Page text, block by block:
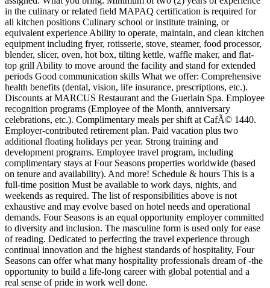
in the culinary or related field MAPAQ certification is required for
all kitchen positions Culinary school or institute training, or
equivalent experience Ability to operate, maintain, and clean kitchen
equipment including fryer, rotisserie, stove, steamer, food processor,
blender, slicer, oven, hot box, tilting kettle, waffle maker, and flat-
top grill Ability to move around the facility and stand for extended
periods Good communication skills What we offer: Comprehensive
health benefits (dental, vision, life insurance, prescriptions, etc.).
Discounts at MARCUS Restaurant and the Guerlain Spa. Employee
recognition programs (Employee of the Month, anniversary
celebrations, etc.). Complimentary meals per shift at CafÃ© 1440.
Employer-contributed retirement plan. Paid vacation plus two
additional floating holidays per year. Strong training and
development programs. Employee travel program, including
complimentary stays at Four Seasons properties worldwide (based
on tenure and availability). And more! Schedule & hours This is a
full-time position Must be available to work days, nights, and
weekends as required. The list of responsibilities above is not
exhaustive and may evolve based on hotel needs and operational
demands. Four Seasons is an equal opportunity employer committed
to diversity and inclusion. The masculine form is used only for ease
of reading. Dedicated to perfecting the travel experience through
continual innovation and the highest standards of hospitality, Four
Seasons can offer what many hospitality professionals dream of -the
opportunity to build a life-long career with global potential and a
real sense of pride in work well done.